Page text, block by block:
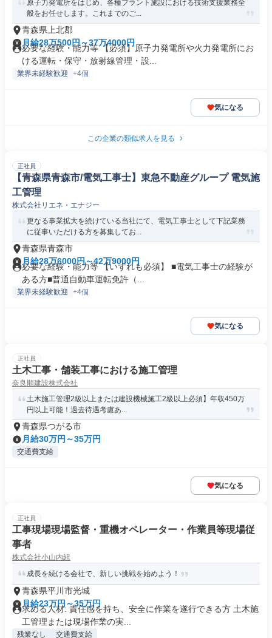
原子力発電所をはじめ、各種プラント施設における技術支援業務全
般をお任せします。これまでのご...
青森県上北郡
月給28万500円～37万4000円
必要な経験・能力等 【必須】原子力発電所や火力発電所にお
ける運転・保守・放射線管理・設...
業界未経験歓迎 +4個
気になる
この企業の類似求人を見る
正社員
【青森県青森市/電気工事士】東急不動産グループ 電気施
工管理
株式会社リエネ・エナジー
更なる事業拡大を続けている当社にて、電気工事士として下記業務
に従事いただける方を募集してお...
青森県青森市
月給28万6000円～42万9000円
必要な経験・能力等 【いずれも必須】 ■電気工事士の経験が
ある方■普通自動車運転免許（...
業界未経験歓迎 +4個
気になる
正社員
土木工事・舗装工事における施工管理
奈良順建設株式会社
土木施工管理2級以上または建設機械施工2級以上必須】年収450万
円以上可能！過去待遇考慮あ...
青森県つがる市
月給30万円～35万円
交通費支給
気になる
正社員
工事現場現場監督・重機オペレーター・作業員等現場従
事者
株式会社小山内組
成長を続ける会社で、新しい挑戦を始めよう！
青森県平川市光城
月給23万円～35万円
求める人材: 責任感を持ち、安全に作業を遂行できる方 土木施
工管理または現場作業の実...
残業なし 交通費支給